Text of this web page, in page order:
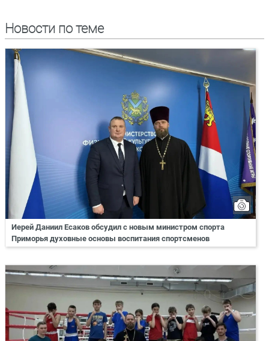
Новости по теме
Иерей Даниил Есаков обсудил с новым министром спорта
Приморья духовные основы воспитания спортсменов